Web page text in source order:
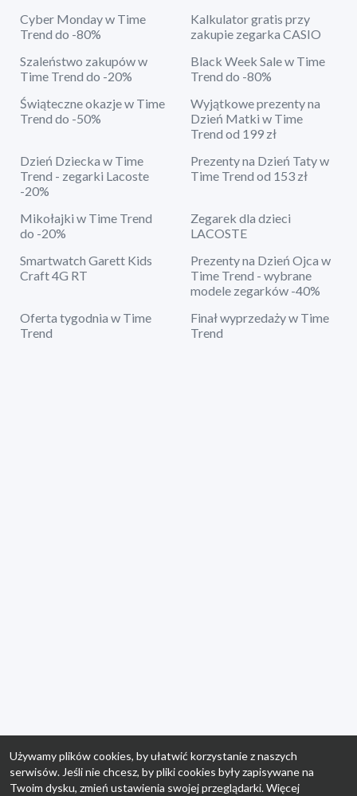
Cyber Monday w Time
Trend do -80%
Kalkulator gratis przy
zakupie zegarka CASIO
Szaleństwo zakupów w
Time Trend do -20%
Black Week Sale w Time
Trend do -80%
Świąteczne okazje w Time
Trend do -50%
Wyjątkowe prezenty na
Dzień Matki w Time
Trend od 199 zł
Dzień Dziecka w Time
Trend - zegarki Lacoste
-20%
Prezenty na Dzień Taty w
Time Trend od 153 zł
Mikołajki w Time Trend
do -20%
Zegarek dla dzieci
LACOSTE
Smartwatch Garett Kids
Craft 4G RT
Prezenty na Dzień Ojca w
Time Trend - wybrane
modele zegarków -40%
Oferta tygodnia w Time
Trend
Finał wyprzedaży w Time
Trend
Używamy plików cookies, by ułatwić korzystanie z naszych
serwisów. Jeśli nie chcesz, by pliki cookies były zapisywane na
Twoim dysku, zmień ustawienia swojej przeglądarki. Więcej